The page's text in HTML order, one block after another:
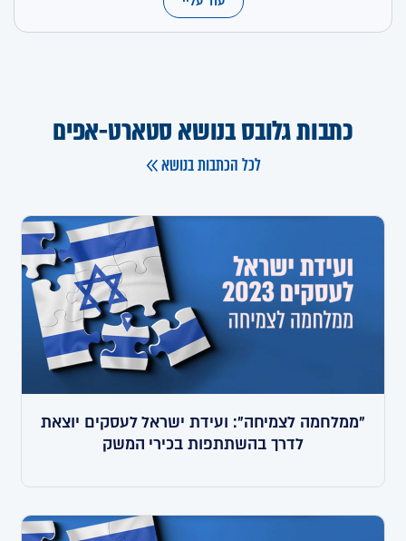
כתבות גלובס בנושא סטארט-אפים
לכל הכתבות בנושא
"ממלחמה לצמיחה": ועידת ישראל לעסקים יוצאת
לדרך בהשתתפות בכירי המשק